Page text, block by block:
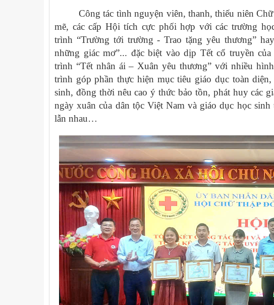
Công tác tình nguyện viên, thanh, thiếu niên
mẽ, các cấp Hội tích cực phối hợp với các trường
trình “Trường tới trường - Trao tặng yêu thương”
những giác mơ”... đặc biệt vào dịp Tết cổ truyền
trình “Tết nhân ái – Xuân yêu thương” với nhiều
trình góp phần thực hiện mục tiêu giáo dục toàn
sinh, đồng thời nêu cao ý thức bảo tồn, phát huy các
ngày xuân của dân tộc Việt Nam và giáo dục học
lẫn nhau…